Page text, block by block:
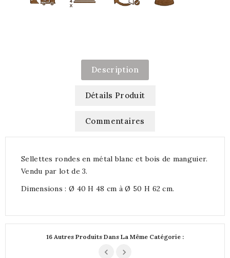
Description
Détails Produit
Commentaires
Sellettes rondes en métal blanc et bois de manguier.
Vendu par lot de 3.
Dimensions : Ø 40 H 48 cm à Ø 50 H 62 cm.
16 Autres Produits Dans La Même Catégorie :